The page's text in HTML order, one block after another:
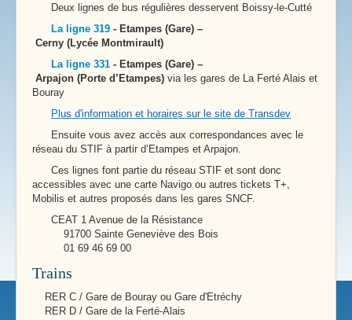
Deux lignes de bus régulières desservent Boissy-le-Cutté
La ligne 319 - Etampes (Gare) –
Cerny (Lycée Montmirault)
La ligne 331 - Etampes (Gare) –
Arpajon (Porte d’Etampes) via les gares de La Ferté Alais et
Bouray
Plus d'information et horaires sur le site de Transdev
Ensuite vous avez accès aux correspondances avec le
réseau du STIF à partir d’Etampes et Arpajon.
Ces lignes font partie du réseau STIF et sont donc
accessibles avec une carte Navigo ou autres tickets T+,
Mobilis et autres proposés dans les gares SNCF.
CEAT 1 Avenue de la Résistance
91700 Sainte Geneviève des Bois
01 69 46 69 00
Trains
RER C / Gare de Bouray ou Gare d'Etréchy
RER D / Gare de la Ferté-Alais